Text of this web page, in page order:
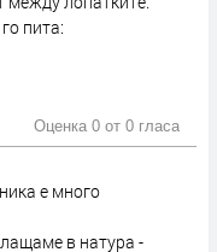
пита:
Оценка 0 от 0 гласа
е много
в натура -